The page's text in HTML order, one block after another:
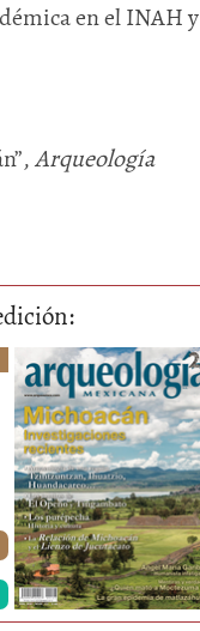
en el INAH y
Arqueología
Olmecas